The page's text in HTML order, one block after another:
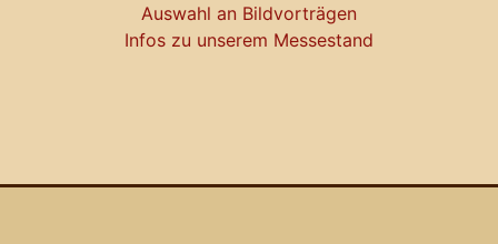
Auswahl an Bildvorträgen
Infos zu unserem Messestand